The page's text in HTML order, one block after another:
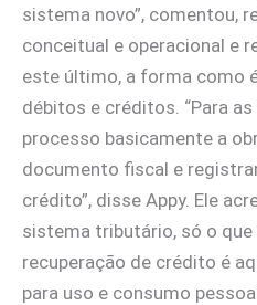
sistema novo”, comentou,
conceitual e operacional e
este último, a forma como
débitos e créditos. “Para
processo basicamente a
documento fiscal e
crédito”, disse Appy. Ele
sistema tributário, só o
recuperação de crédito é
para uso e consumo